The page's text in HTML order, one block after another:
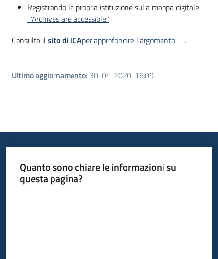
Registrando la propria istituzione sulla mappa digitale
"Archives are accessible".
Consulta il sito di ICAper approfondire l'argomento .
Ultimo aggiornamento: 30-04-2020, 16:09
Quanto sono chiare le informazioni su
questa pagina?